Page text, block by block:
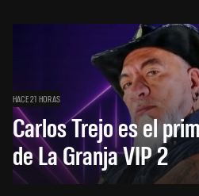
HACE 21 HORAS
Carlos Trejo es el
de La Granja VIP 2